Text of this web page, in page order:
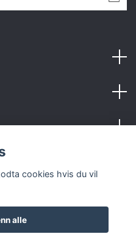
cookies hvis du vil
alle